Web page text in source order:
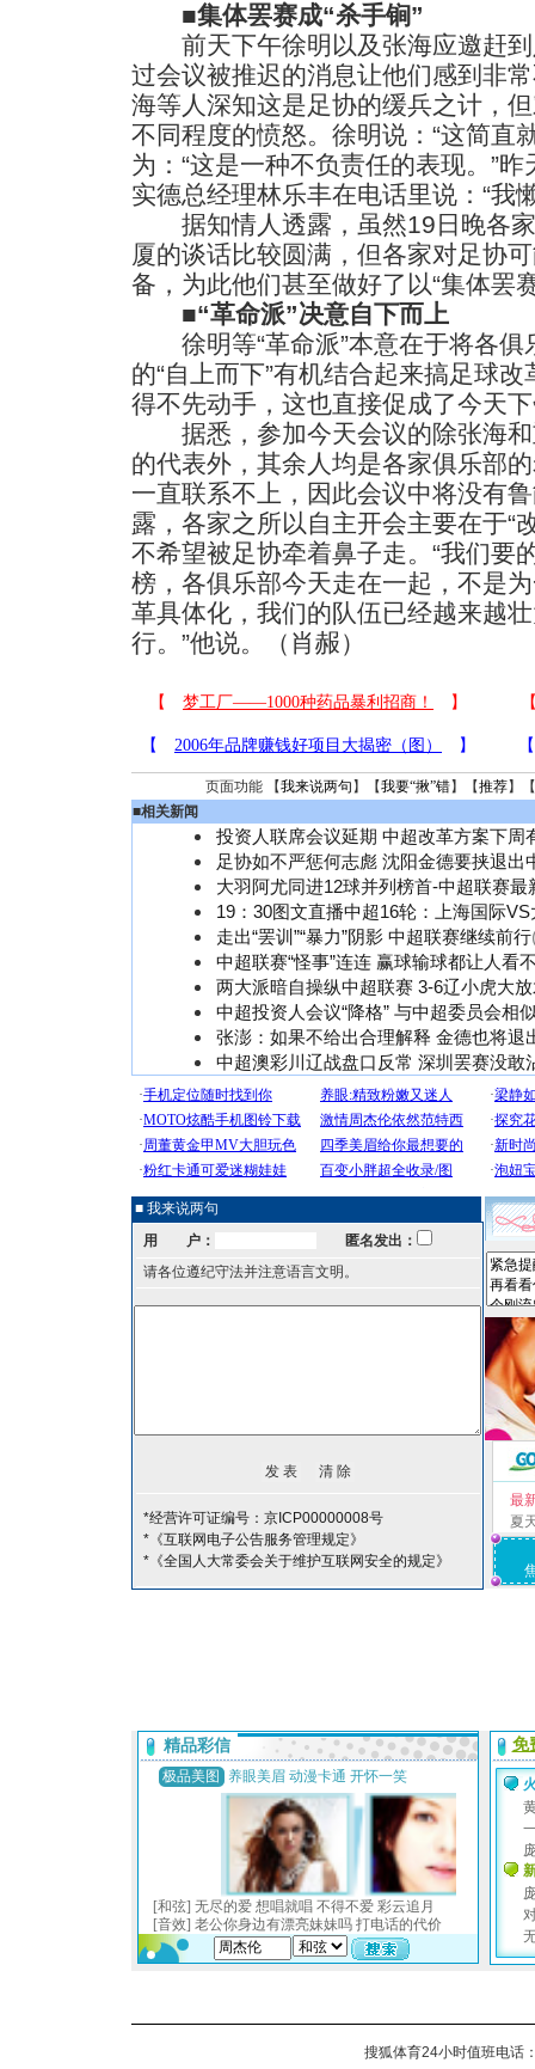
■集体罢赛成“杀手锏”
前天下午徐明以及张海应邀赶到
过会议被推迟的消息让他们感到非
海等人深知这是足协的缓兵之计，
不同程度的愤怒。徐明说：“这简直
为：“这是一种不负责任的表现。”
实德总经理林乐丰在电话里说：“我
据知情人透露，虽然19日晚各家
厦的谈话比较圆满，但各家对足协
备，为此他们甚至做好了以“集体罢
■“革命派”决意自下而上
徐明等“革命派”本意在于将各俱
的“自上而下”有机结合起来搞足球
得不先动手，这也直接促成了今天
据悉，参加今天会议的除张海和
的代表外，其余人均是各家俱乐部
一直联系不上，因此会议中将没有
露，各家之所以自主开会主要在于“
不希望被足协牵着鼻子走。“我们要
榜，各俱乐部今天走在一起，不是
革具体化，我们的队伍已经越来越
行。”他说。（ 肖赧）
页面功能 【我来说两句 】【我要“揪”错】【推荐】
■相关新闻
投资人联席会议延期 中超改革方案下周
足协如不严惩何志彪 沈阳金德要挟退出
大羽阿尤同进12球并列榜首-中超联赛最
19：30图文直播中超16轮：上海国际
走出“罢训”“暴力”阴影 中超联赛继续前行
中超联赛“怪事”连连 赢球输球都让人看
两大派暗自操纵中超联赛 3-6辽小虎大
中超投资人会议“降格” 与中超委员会相
张澎：如果不给出合理解释 金德也将退
中超澳彩川辽战盘口反常 深圳罢赛没敢
■ 我来说两句
用 户：
匿名发出：
请各位遵纪守法并注意语言文明。
*经营许可证编号：京ICP00000008号
*《互联网电子公告服务管理规定》
*《全国人大常委会关于维护互联网安全的规定》
最
夏
搜狐体育24小时值班电话